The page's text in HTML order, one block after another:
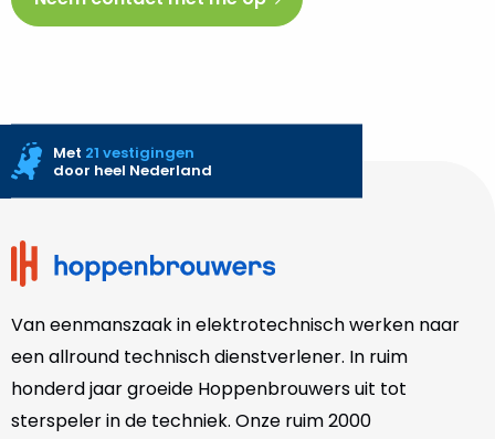
Site
Met 21 vestigingen
door heel Nederland
Van eenmanszaak in elektrotechnisch werken naar
een allround technisch dienstverlener. In ruim
honderd jaar groeide Hoppenbrouwers uit tot
sterspeler in de techniek. Onze ruim 2000